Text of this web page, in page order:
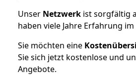
Unser Netzwerk ist sorgfältig
haben viele Jahre Erfahrung
Sie möchten eine
Sie sich jetzt kostenlose und
Angebote.